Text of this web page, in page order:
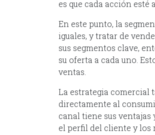
es que cada acción esté
En este punto, la
iguales, y tratar de
sus segmentos clave,
su oferta a cada uno.
ventas.
La estrategia comercial
directamente al
canal tiene sus
el perfil del cliente y los